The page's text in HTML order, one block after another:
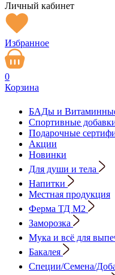
Личный кабинет
Избранное
0
Корзина
БАДы и
Спортивные
Подарочные
Акции
Новинки
Для души и тела
Напитки
Местная продукция
Ферма ТД М2
Заморозка
Мука и всё для
Бакалея
Специи/Семена/